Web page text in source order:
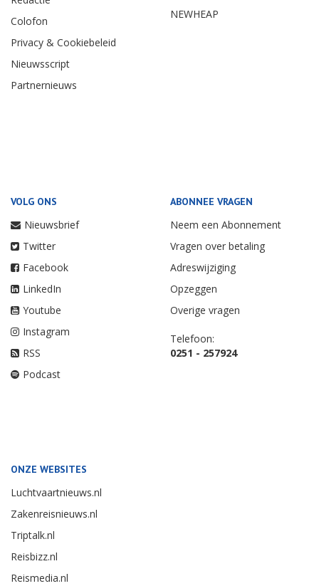
Colofon
Privacy & Cookiebeleid
Nieuwsscript
Partnernieuws
NEWHEAP
VOLG ONS
Nieuwsbrief
Twitter
Facebook
LinkedIn
Youtube
Instagram
RSS
Podcast
ABONNEE VRAGEN
Neem een Abonnement
Vragen over betaling
Adreswijziging
Opzeggen
Overige vragen
Telefoon:
0251 - 257924
ONZE WEBSITES
Luchtvaartnieuws.nl
Zakenreisnieuws.nl
Triptalk.nl
Reisbizz.nl
Reismedia.nl